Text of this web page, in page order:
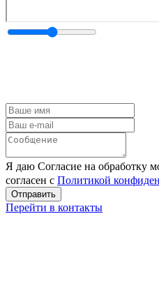
Я даю Согласие на обработку
согласен с Политикой
Перейти в контакты